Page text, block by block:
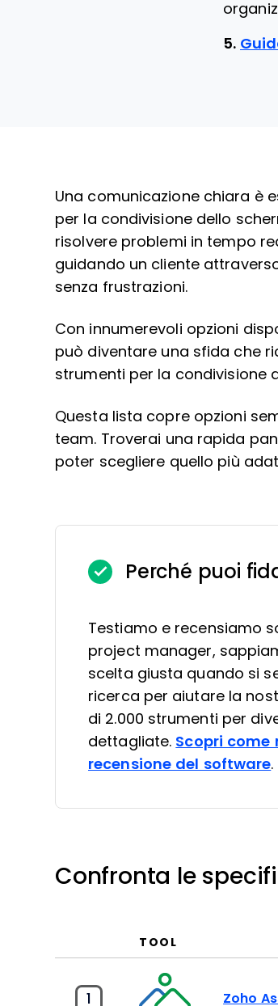
5.
Una comunicazione chiara è
per la condivisione dello
risolvere problemi in tempo
guidando un cliente
senza frustrazioni.
Con innumerevoli opzioni
può diventare una sfida che
strumenti per la condivisione
Questa lista copre opzioni
team. Troverai una rapida
poter scegliere quello più
Perché puoi
Testiamo e recensiamo
project manager,
scelta giusta quando si
ricerca per aiutare la
di 2.000 strumenti per
dettagliate. Scopri
recensione del software.
Confronta le
TOOL
1 Zoho